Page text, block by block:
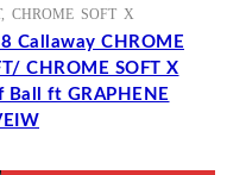
, CHROME SOFT X
Callaway CHROME
CHROME SOFT X
Ball ft GRAPHENE